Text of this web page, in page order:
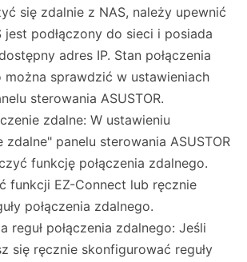
się zdalnie z NAS, należy upewnić
jest podłączony do sieci i posiada
adres IP. Stan połączenia
można sprawdzić w ustawieniach
sterowania ASUSTOR.
zdalne: W ustawieniu
zdalne" panelu sterowania ASUSTOR
funkcję połączenia zdalnego.
funkcji EZ-Connect lub ręcznie
połączenia zdalnego.
reguł połączenia zdalnego: Jeśli
się ręcznie skonfigurować reguły